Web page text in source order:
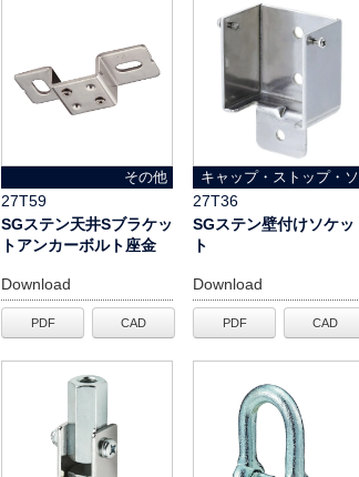
その他
27T59
SGステン天井Sブラケッ
トアンカーボルト座金
Download
PDF CAD
キャップ・ストップ・ソ
27T36
SGステン壁付けソケッ
ト
Download
PDF CAD